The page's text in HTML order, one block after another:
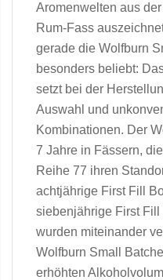
Aromenwelten aus
Rum-Fass
gerade die Wolfburn
besonders beliebt:
setzt bei der
Auswahl und
Kombinationen. Der
7 Jahre in Fässern,
Reihe 77 ihren
achtjährige First Fill
siebenjährige First
wurden miteinander
Wolfburn Small
erhöhten